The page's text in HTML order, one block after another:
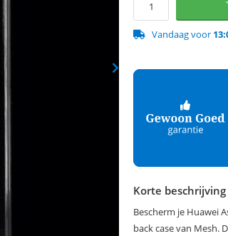
Vandaag voor
Korte beschrijving
Bescherm je Huawei
back case van Mesh.